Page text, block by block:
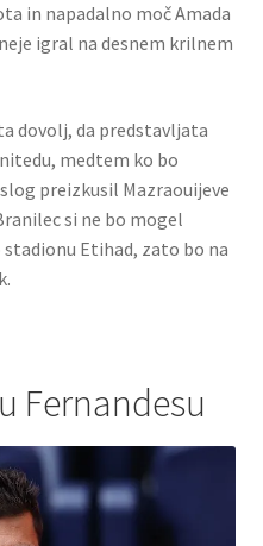
in napadalno moč Amada
igral na desnem krilnem
dovolj, da predstavljata
medtem ko bo
preizkusil Mazraouijeve
si ne bo mogel
Etihad, zato bo na
Fernandesu